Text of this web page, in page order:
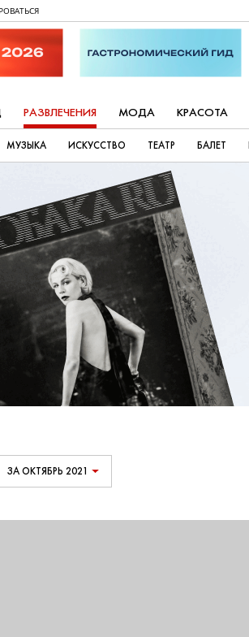
РАЗВЛЕЧЕНИЯ МОДА КРАСОТА
МУЗЫКА ИСКУССТВО ТЕАТР БАЛЕТ
ЗА ОКТЯБРЬ 2021